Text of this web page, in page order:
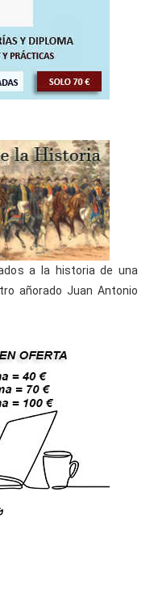
a la historia de una
añorado Juan Antonio